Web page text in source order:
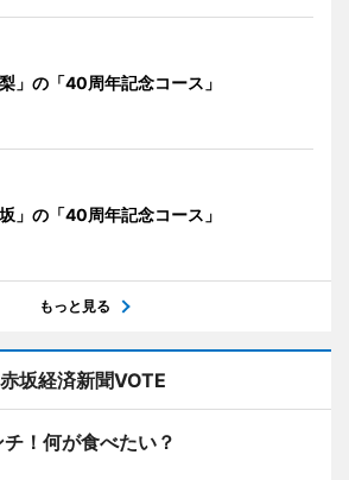
梨」の「40周年記念コース」
坂」の「40周年記念コース」
もっと見る
赤坂経済新聞VOTE
！何が食べたい？